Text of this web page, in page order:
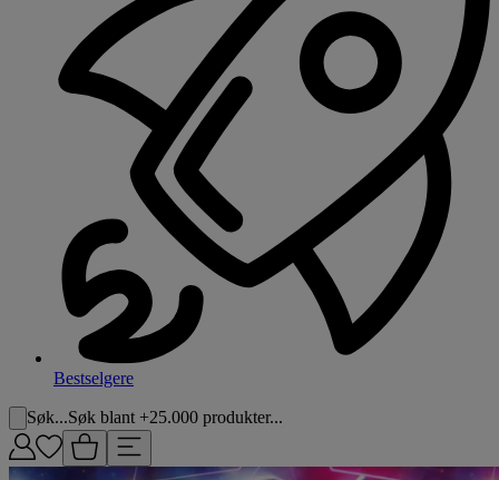
Bestselgere
Søk...Søk blant +25.000 produkter...